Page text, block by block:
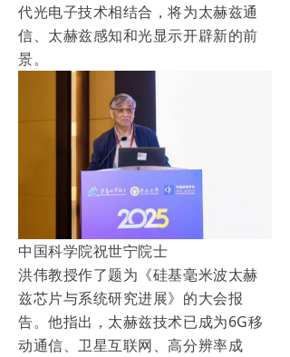
代光电子技术相结合，将为太赫兹通
信、太赫兹感知和光显示开辟新的前
景。
中国科学院祝世宁院士
洪伟教授作了题为《硅基毫米波太赫
兹芯片与系统研究进展》的大会报
告。他指出，太赫兹技术已成为6G移
动通信、卫星互联网、高分辨率成